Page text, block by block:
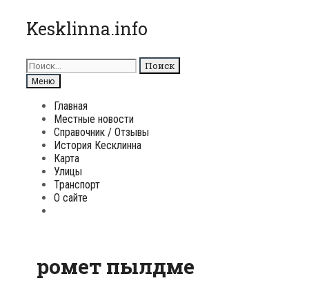
Перейти
к
Kesklinna.info
Поиск
для:
Поиск
Меню
Главная
Местные новости
Справочник / Отзывы
История Кесклинна
Карта
Улицы
Транспорт
О сайте
ромет пылдме